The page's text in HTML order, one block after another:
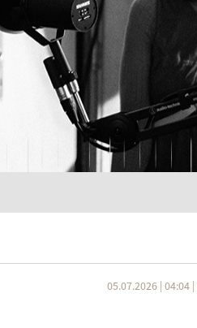
05.07.2026 | 04:04 |